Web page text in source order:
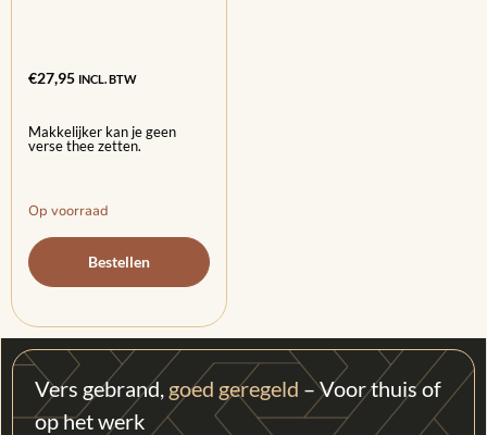
€27,95 INCL. BTW
Makkelijker kan je geen
verse thee zetten.
Op voorraad
Bestellen
Vers gebrand, goed geregeld – Voor thuis of
op het werk